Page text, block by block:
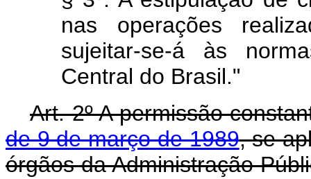
nas operações
sujeitar-se-á às
Central do Brasil."
Art. 2º A permissão
de 9 de março de 1989, se
órgãos da Administração